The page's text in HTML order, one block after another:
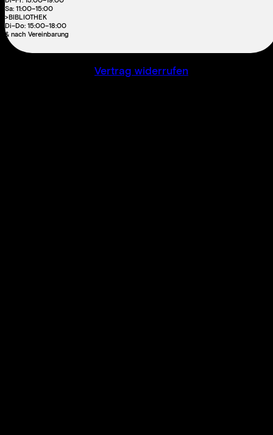
Sa: 11:00–15:00
>BIBLIOTHEK
Di–Do: 15:00–18:00
& nach Vereinbarung
Vertrag widerrufen